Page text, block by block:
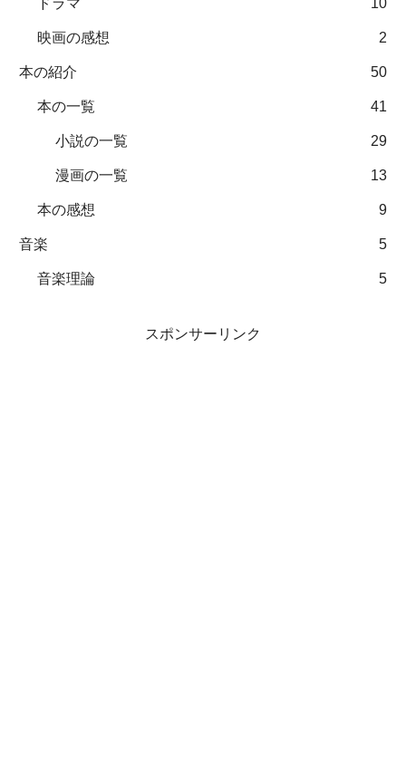
映画の感想 2
本の紹介 50
本の一覧 41
小説の一覧 29
漫画の一覧 13
本の感想 9
音楽 5
音楽理論 5
スポンサーリンク